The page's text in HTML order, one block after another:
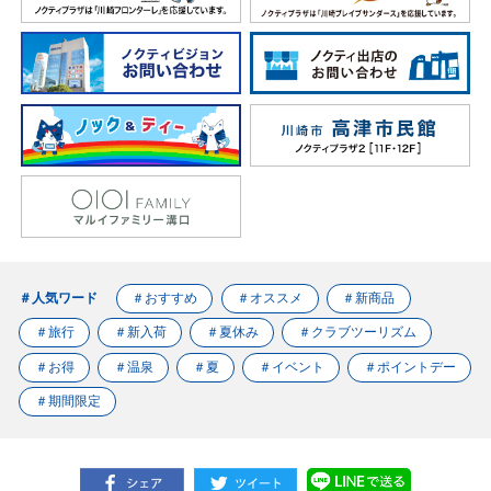
＃人気ワード ＃おすすめ ＃オススメ ＃新商品
＃旅行 ＃新入荷 ＃夏休み ＃クラブツーリズム
＃お得 ＃温泉 ＃夏 ＃イベント ＃ポイントデー
＃期間限定